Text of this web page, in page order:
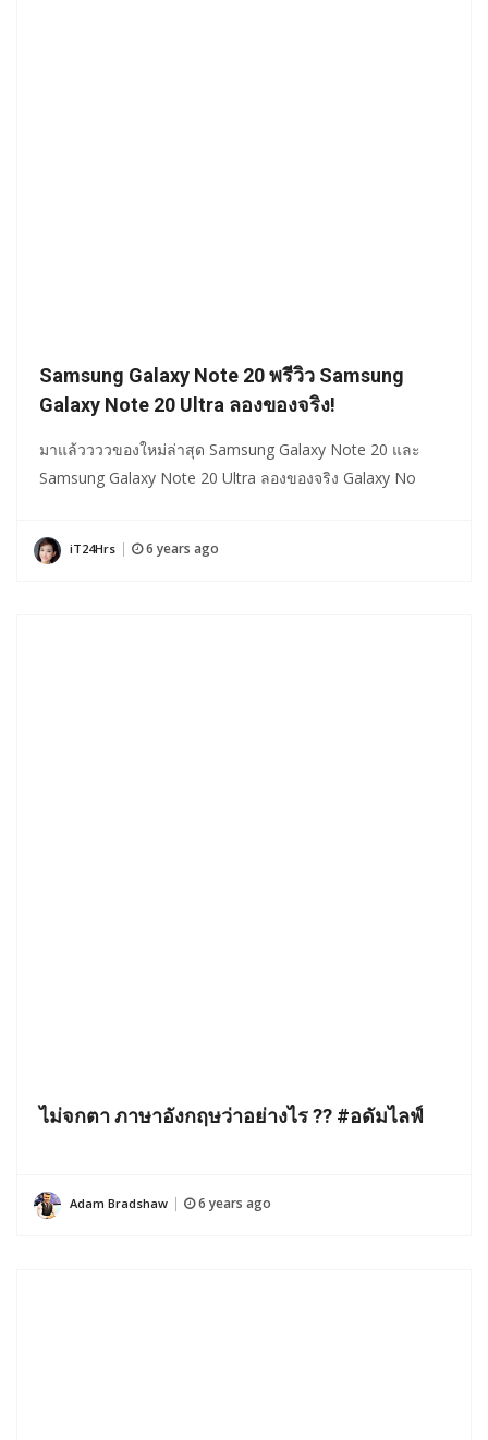
Samsung Galaxy Note 20 พรีวิว Samsung
Galaxy Note 20 Ultra ลองของจริง!
มาแล้ววววของใหม่ล่าสุด Samsung Galaxy Note 20 และ
Samsung Galaxy Note 20 Ultra ลองของจริง Galaxy No
iT24Hrs 6 years ago
ไม่จกตา ภาษาอังกฤษว่าอย่างไร ?? #อดัมไลฟ์
Adam Bradshaw 6 years ago